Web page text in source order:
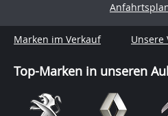
Marken im Verkauf Unsere
Top-Marken in unseren